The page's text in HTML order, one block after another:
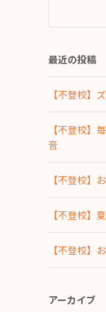
最近の投稿
【不登校】
【不登校】
音
【不登校】
【不登校】
【不登校】
アーカイブ